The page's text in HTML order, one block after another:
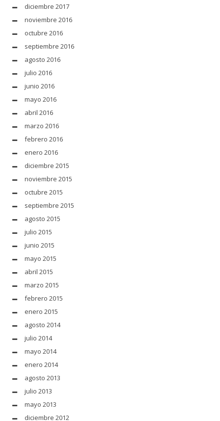
diciembre 2017
noviembre 2016
octubre 2016
septiembre 2016
agosto 2016
julio 2016
junio 2016
mayo 2016
abril 2016
marzo 2016
febrero 2016
enero 2016
diciembre 2015
noviembre 2015
octubre 2015
septiembre 2015
agosto 2015
julio 2015
junio 2015
mayo 2015
abril 2015
marzo 2015
febrero 2015
enero 2015
agosto 2014
julio 2014
mayo 2014
enero 2014
agosto 2013
julio 2013
mayo 2013
diciembre 2012